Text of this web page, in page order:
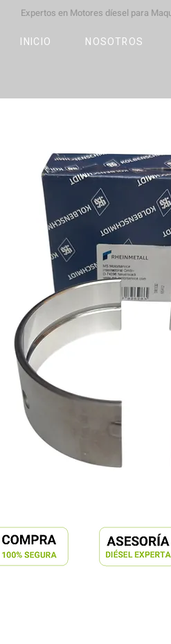
Expertos en Motores díesel para
INICIO NOSOTROS